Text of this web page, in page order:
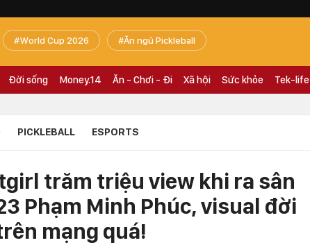
World Cup 2026 Ăn ngủ Pickleball
Đời sống Money.14 Ăn - Chơi - Đi Xã hội Sức khỏe Tek-life
PICKLEBALL ESPORTS
trăm triệu view khi ra sân
Phạm Minh Phúc, visual đời
mạng quá!